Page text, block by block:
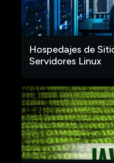
Hospedajes de
Servidores Linux